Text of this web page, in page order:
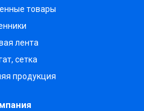
товары
лента
сетка
продукция